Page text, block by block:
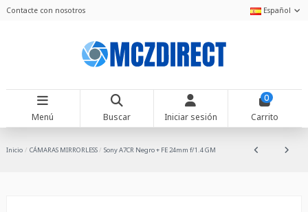
Contacte con nosotros Español
Menú Buscar Iniciar sesión
0
Carrito
Inicio CÁMARAS MIRRORLESS Sony A7CR Negro + FE 24mm f/1.4 GM